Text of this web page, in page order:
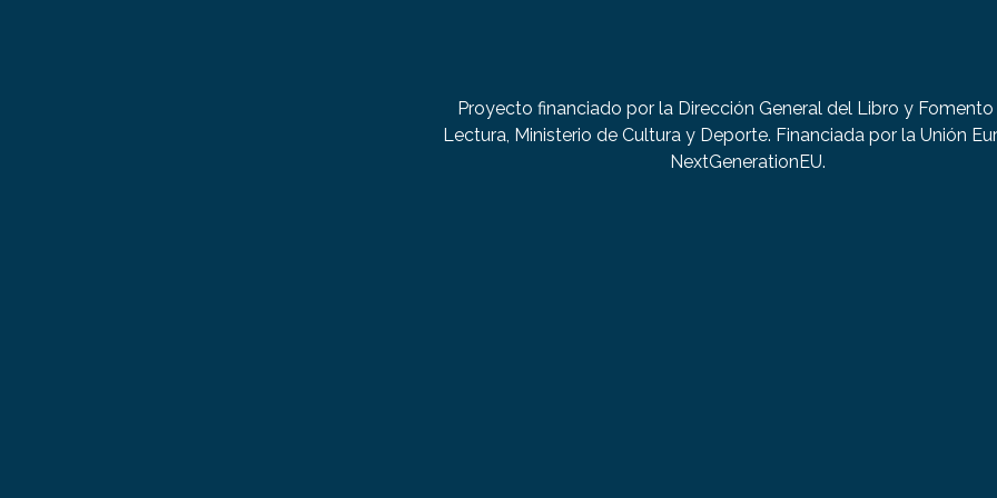
Proyecto financiado por la Dirección General del Libro y Fomento
Lectura, Ministerio de Cultura y Deporte. Financiada por la Unión
NextGenerationEU.